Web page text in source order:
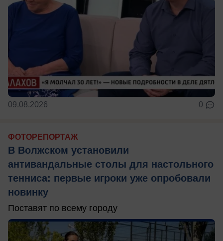
09.08.2026 0
ФОТОРЕПОРТАЖ
В Волжском установили
антивандальные столы для настольного
тенниса: первые игроки уже опробовали
новинку
Поставят по всему городу